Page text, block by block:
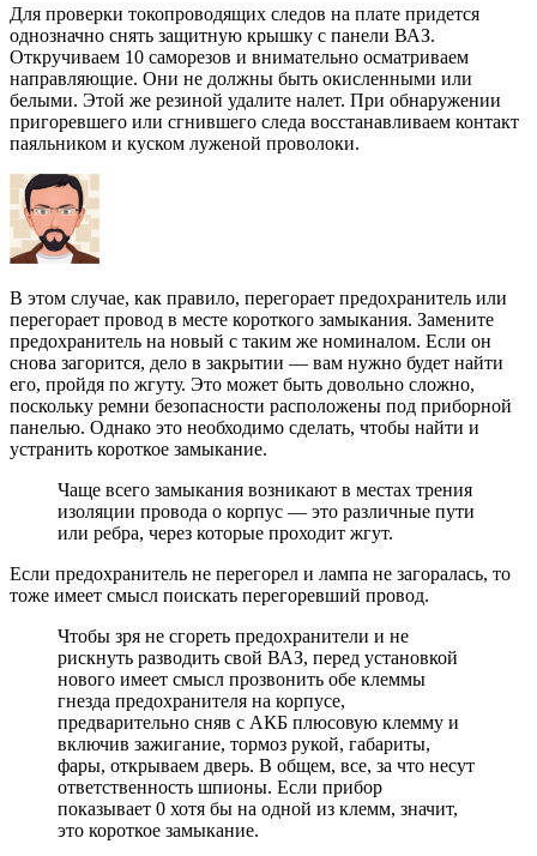
Для проверки токопроводящих следов на плате придется
однозначно снять защитную крышку с панели ВАЗ.
Откручиваем 10 саморезов и внимательно осматриваем
направляющие. Они не должны быть окисленными или
белыми. Этой же резиной удалите налет. При обнаружении
пригоревшего или сгнившего следа восстанавливаем контакт
паяльником и куском луженой проволоки.
В этом случае, как правило, перегорает предохранитель или
перегорает провод в месте короткого замыкания. Замените
предохранитель на новый с таким же номиналом. Если он
снова загорится, дело в закрытии — вам нужно будет найти
его, пройдя по жгуту. Это может быть довольно сложно,
поскольку ремни безопасности расположены под приборной
панелью. Однако это необходимо сделать, чтобы найти и
устранить короткое замыкание.
Чаще всего замыкания возникают в местах трения
изоляции провода о корпус — это различные пути
или ребра, через которые проходит жгут.
Если предохранитель не перегорел и лампа не загоралась, то
тоже имеет смысл поискать перегоревший провод.
Чтобы зря не сгореть предохранители и не
рискнуть разводить свой ВАЗ, перед установкой
нового имеет смысл прозвонить обе клеммы
гнезда предохранителя на корпусе,
предварительно сняв с АКБ плюсовую клемму и
включив зажигание, тормоз рукой, габариты,
фары, открываем дверь. В общем, все, за что несут
ответственность шпионы. Если прибор
показывает 0 хотя бы на одной из клемм, значит,
это короткое замыкание.